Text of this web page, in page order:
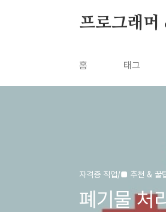
프로그래
홈 태그
자격증 직업/■ 추천 & 꿀
폐기물 처